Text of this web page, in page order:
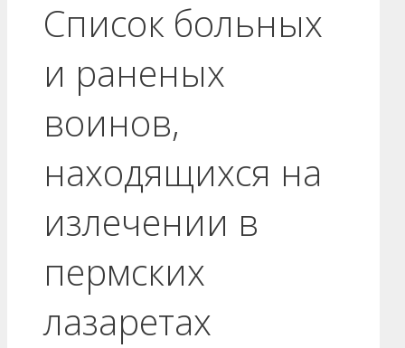
Список больных
и раненых
воинов,
находящихся на
излечении в
пермских
лазаретах